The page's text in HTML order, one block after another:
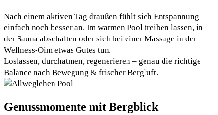
Nach einem aktiven Tag draußen fühlt sich Entspannung
einfach noch besser an. Im warmen Pool treiben lassen, in
der Sauna abschalten oder sich bei einer Massage in der
Wellness-Oim etwas Gutes tun.
Loslassen, durchatmen, regenerieren – genau die richtige
Balance nach Bewegung & frischer Bergluft.
Genussmomente mit Bergblick